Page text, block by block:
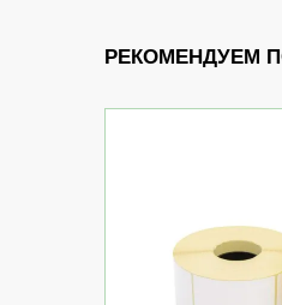
РЕКОМЕНДУЕМ